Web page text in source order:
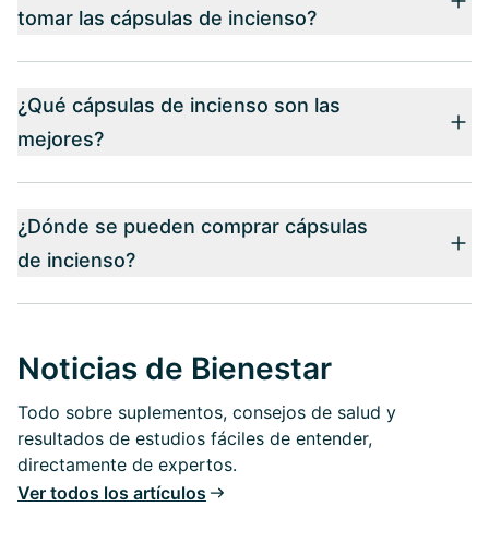
tomar las cápsulas de incienso?
¿Qué cápsulas de incienso son las
mejores?
¿Dónde se pueden comprar cápsulas
de incienso?
Noticias de Bienestar
Todo sobre suplementos, consejos de salud y
resultados de estudios fáciles de entender,
directamente de expertos.
Ver todos los artículos